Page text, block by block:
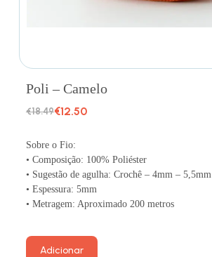
Poli – Camelo
€18.49€12.50
Sobre o Fio:
• Composição: 100% Poliéster
• Sugestão de agulha: Crochê – 4mm – 5,5mm
• Espessura: 5mm
• Metragem: Aproximado 200 metros
Adicionar